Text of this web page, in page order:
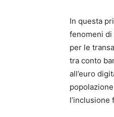
In questa
fenomeni di
per le
tra conto
all’euro
l’inclusione